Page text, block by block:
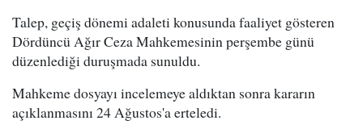
Talep, geçiş dönemi adaleti konusunda faaliyet gösteren
Dördüncü Ağır Ceza Mahkemesinin perşembe günü
düzenlediği duruşmada sunuldu.
Mahkeme dosyayı incelemeye aldıktan sonra kararın
açıklanmasını 24 Ağustos'a erteledi.